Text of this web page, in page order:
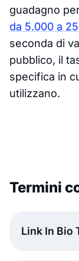
guadagno
da 5.000 a
seconda di
pubblico, il
specifica in
utilizzano.
Termini
Link In Bio